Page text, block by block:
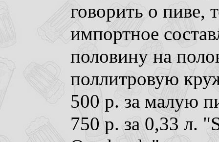
говорить о пиве,
импортное
половину на
поллитровую
500 р. за малую
750 р. за 0,33 л.